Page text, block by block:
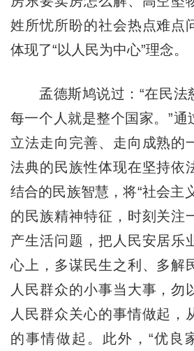
姓所忧所盼的社会热点难点
体现了“以人民为中心”理念。
孟德斯鸠说过：“在民法
每一个人就是整个国家。”通
立法走向完善、走向成熟的
法典的民族性体现在坚持依
结合的民族智慧，将“社会主
的民族精神特征，时刻关注
产生活问题，把人民安居乐
心上，多谋民生之利、多解
人民群众的小事当大事，勿
人民群众关心的事情做起，
的事情做起。此外，“优良